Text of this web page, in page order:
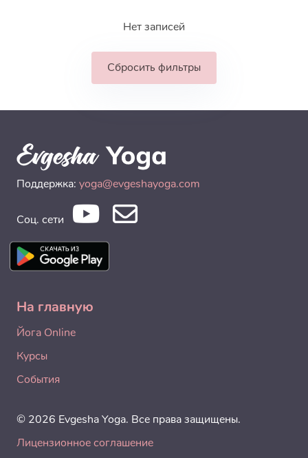
Нет записей
Сбросить фильтры
Поддержка: yoga@evgeshayoga.com
Соц. сети
На главную
Йога Online
Курсы
События
© 2026 Evgesha Yoga. Все права защищены.
Лицензионное соглашение